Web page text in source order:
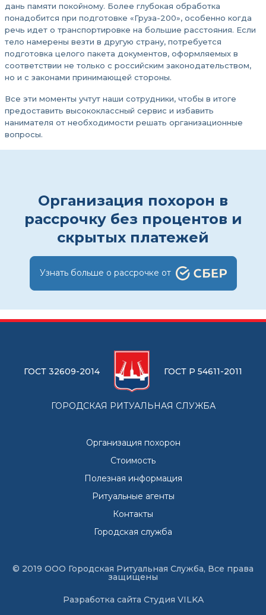
дань памяти покойному. Более глубокая обработка
понадобится при подготовке «Груза-200», особенно когда
речь идет о транспортировке на большие расстояния. Если
тело намерены везти в другую страну, потребуется
подготовка целого пакета документов, оформляемых в
соответствии не только с российским законодательством,
но и с законами принимающей стороны.
Все эти моменты учтут наши сотрудники, чтобы в итоге
предоставить высококлассный сервис и избавить
нанимателя от необходимости решать организационные
вопросы.
Организация похорон в
рассрочку без процентов и
скрытых платежей
Узнать больше о рассрочке от
ГОСТ 32609-2014 ГОСТ Р 54611-2011
ГОРОДСКАЯ РИТУАЛЬНАЯ СЛУЖБА
Организация похорон
Стоимость
Полезная информация
Ритуальные агенты
Контакты
Городская служба
© 2019 ООО Городская Ритуальная Служба, Все права
защищены
Разработка сайта Студия VILKA